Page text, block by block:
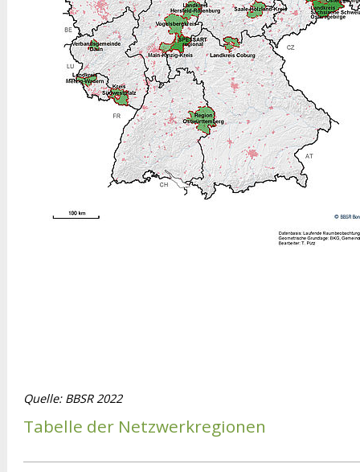
Quelle: BBSR 2022
Tabelle der Netzwerkregionen